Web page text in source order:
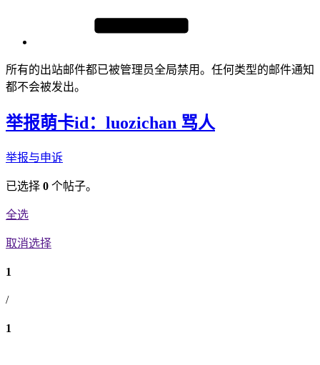
所有的出站邮件都已被管理员全局禁用。任何类型的邮件通知
都不会被发出。
举报萌卡id：luozichan 骂人
举报与申诉
已选择 0 个帖子。
全选
取消选择
1
/
1